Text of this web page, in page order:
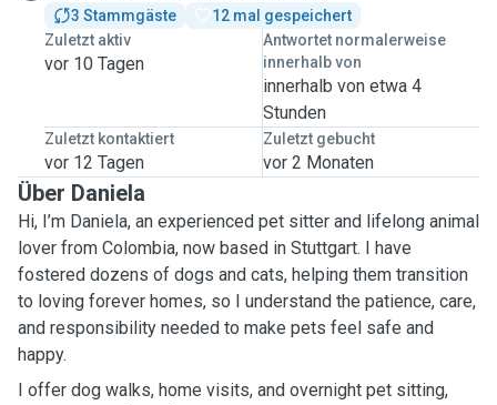
3 Stammgäste
12 mal gespeichert
Zuletzt aktiv
vor 10 Tagen
Antwortet normalerweise
innerhalb von
innerhalb von etwa 4
Stunden
Zuletzt kontaktiert
vor 12 Tagen
Zuletzt gebucht
vor 2 Monaten
Über Daniela
Hi, I’m Daniela, an experienced pet sitter and lifelong animal
lover from Colombia, now based in Stuttgart. I have
fostered dozens of dogs and cats, helping them transition
to loving forever homes, so I understand the patience, care,
and responsibility needed to make pets feel safe and
happy.
I offer dog walks, home visits, and overnight pet sitting,